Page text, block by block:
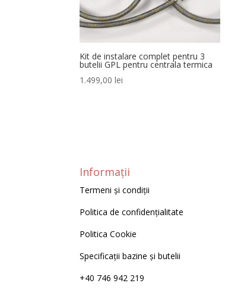
Kit de instalare complet pentru 3
butelii GPL pentru centrala termica
1.499,00lei
Informații
Termeni și condiții
Politica de confidențialitate
Politica Cookie
Specificații bazine și butelii
+40 746 942 219